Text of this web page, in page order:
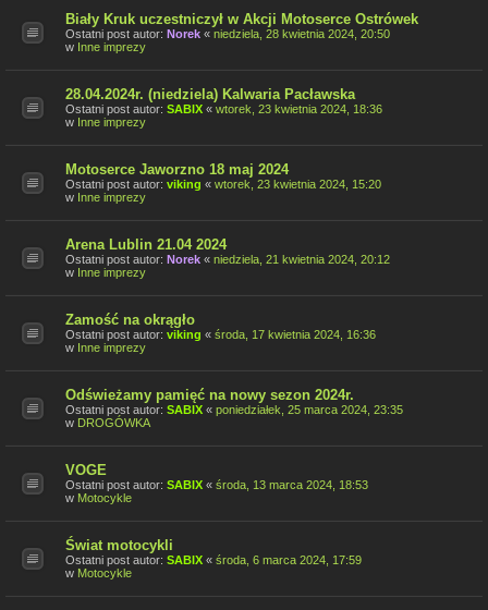
Biały Kruk uczestniczył w Akcji Motoserce Ostrówek
Ostatni post autor: Norek « niedziela, 28 kwietnia 2024, 20:50
w Inne imprezy
28.04.2024r. (niedziela) Kalwaria Pacławska
Ostatni post autor: SABIX « wtorek, 23 kwietnia 2024, 18:36
w Inne imprezy
Motoserce Jaworzno 18 maj 2024
Ostatni post autor: viking « wtorek, 23 kwietnia 2024, 15:20
w Inne imprezy
Arena Lublin 21.04 2024
Ostatni post autor: Norek « niedziela, 21 kwietnia 2024, 20:12
w Inne imprezy
Zamość na okrągło
Ostatni post autor: viking « środa, 17 kwietnia 2024, 16:36
w Inne imprezy
Odświeżamy pamięć na nowy sezon 2024r.
Ostatni post autor: SABIX « poniedziałek, 25 marca 2024, 23:35
w DROGÓWKA
VOGE
Ostatni post autor: SABIX « środa, 13 marca 2024, 18:53
w Motocykle
Świat motocykli
Ostatni post autor: SABIX « środa, 6 marca 2024, 17:59
w Motocykle